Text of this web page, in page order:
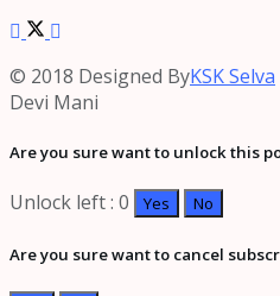
© 2018 Designed ByKSK Selva
Devi Mani
Are you sure want to unlock this
Unlock left : 0 Yes No
Are you sure want to cancel